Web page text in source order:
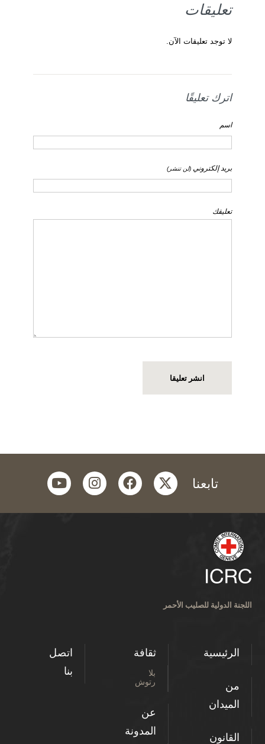
تعليقات
لا توجد تعليقات الآن.
اترك تعليقًا
اسم
بريد إلكتروني (لن تنشر)
تعليقك
تابعنا twitter
facebook
instagram
youtube
اللجنة الدولية للصليب الأحمر
الرئيسية
من
الميدان
القانون
ثقافة
بلا
رتوش
عن
المدونة
اتصل
بنا